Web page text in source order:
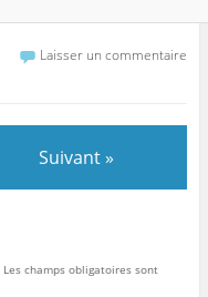
Laisser un commentaire
Suivant »
Les champs obligatoires sont